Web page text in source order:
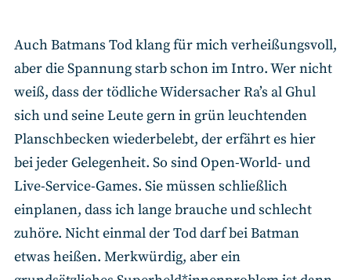
Auch Batmans Tod klang für mich verheißungsvoll,
aber die Spannung starb schon im Intro. Wer nicht
weiß, dass der tödliche Widersacher Ra’s al Ghul
sich und seine Leute gern in grün leuchtenden
Planschbecken wiederbelebt, der erfährt es hier
bei jeder Gelegenheit. So sind Open-World- und
Live-Service-Games. Sie müssen schließlich
einplanen, dass ich lange brauche und schlecht
zuhöre. Nicht einmal der Tod darf bei Batman
etwas heißen. Merkwürdig, aber ein